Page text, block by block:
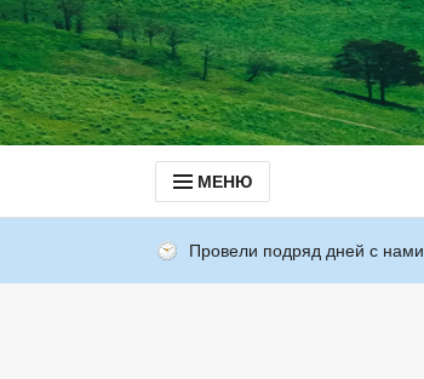
МЕНЮ
Провели подряд дней с нами